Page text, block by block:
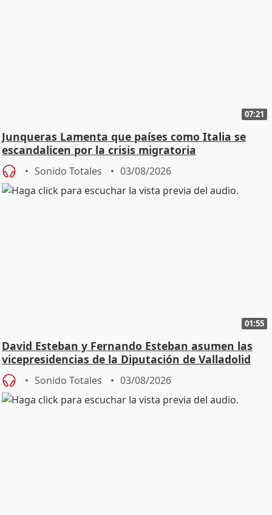
07:21
Junqueras Lamenta que países como Italia se
escandalicen por la crisis migratoria
Sonido Totales 03/08/2026
01:55
David Esteban y Fernando Esteban asumen las
vicepresidencias de la Diputación de Valladolid
Sonido Totales 03/08/2026